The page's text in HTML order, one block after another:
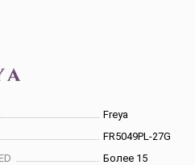
Freya
FR5049PL-27G
Более 15